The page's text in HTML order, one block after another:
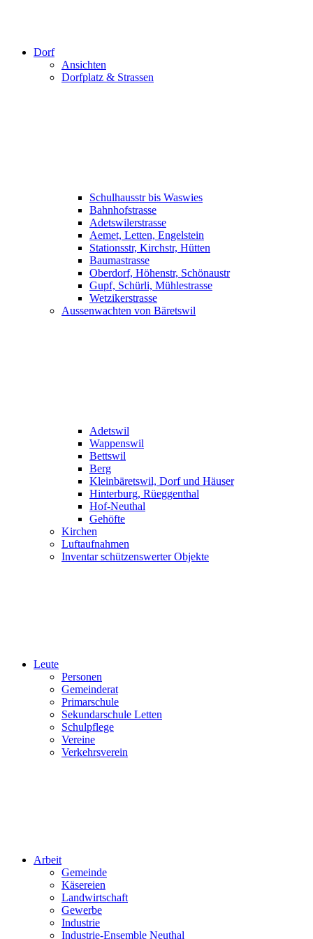
Dorf
Ansichten
Dorfplatz & Strassen
Schulhausstr bis Waswies
Bahnhofstrasse
Adetswilerstrasse
Aemet, Letten, Engelstein
Stationsstr, Kirchstr, Hütten
Baumastrasse
Oberdorf, Höhenstr, Schönaustr
Gupf, Schürli, Mühlestrasse
Wetzikerstrasse
Aussenwachten von Bäretswil
Adetswil
Wappenswil
Bettswil
Berg
Kleinbäretswil, Dorf und Häuser
Hinterburg, Rüeggenthal
Hof-Neuthal
Gehöfte
Kirchen
Luftaufnahmen
Inventar schützenswerter Objekte
Leute
Personen
Gemeinderat
Primarschule
Sekundarschule Letten
Schulpflege
Vereine
Verkehrsverein
Arbeit
Gemeinde
Käsereien
Landwirtschaft
Gewerbe
Industrie
Industrie-Ensemble Neuthal